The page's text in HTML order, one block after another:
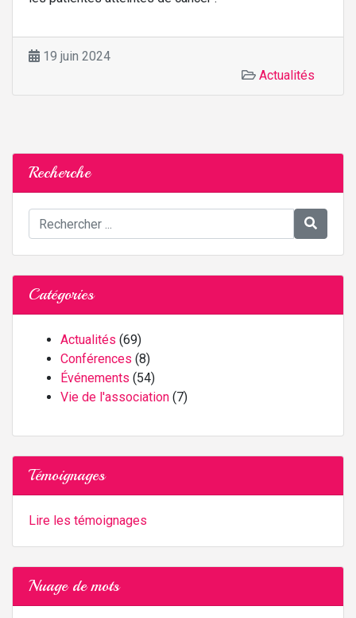
19 juin 2024
Actualités
Recherche
Catégories
Actualités (69)
Conférences (8)
Événements (54)
Vie de l'association (7)
Témoignages
Lire les témoignages
Nuage de mots